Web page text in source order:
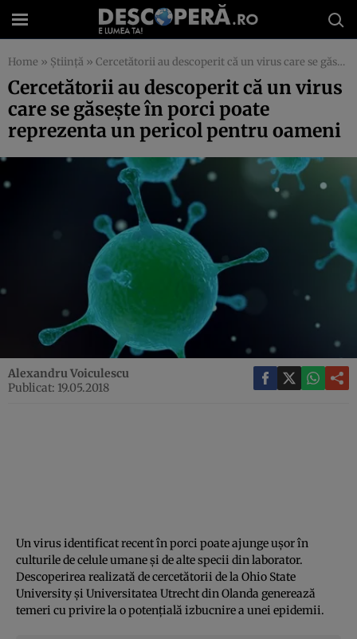
Home » Știință » Cercetătorii au descoperit că un virus care se găseşte în porci poate reprezenta un pericol pentru oameni
Cercetătorii au descoperit că un virus
care se găseşte în porci poate
reprezenta un pericol pentru oameni
Alexandru Voiculescu
Publicat: 19.05.2018
Un virus identificat recent în porci poate ajunge uşor în
culturile de celule umane şi de alte specii din laborator.
Descoperirea realizată de cercetătorii de la Ohio State
University şi Universitatea Utrecht din Olanda generează
temeri cu privire la o potenţială izbucnire a unei epidemii.